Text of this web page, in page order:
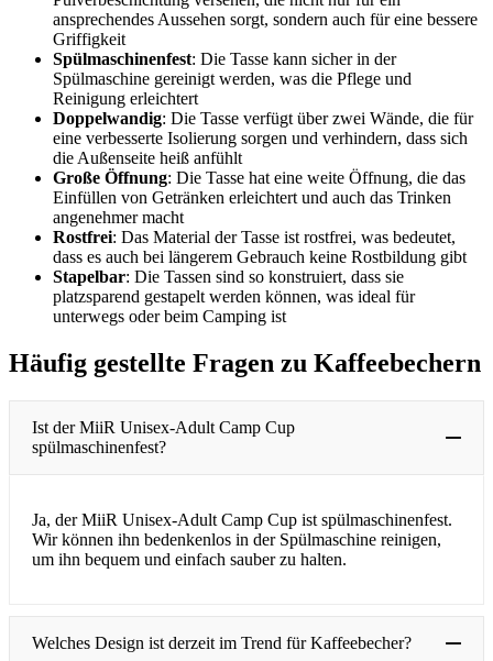
ansprechendes Aussehen sorgt, sondern auch für eine bessere
Griffigkeit
Spülmaschinenfest: Die Tasse kann sicher in der
Spülmaschine gereinigt werden, was die Pflege und
Reinigung erleichtert
Doppelwandig: Die Tasse verfügt über zwei Wände, die für
eine verbesserte Isolierung sorgen und verhindern, dass sich
die Außenseite heiß anfühlt
Große Öffnung: Die Tasse hat eine weite Öffnung, die das
Einfüllen von Getränken erleichtert und auch das Trinken
angenehmer macht
Rostfrei: Das Material der Tasse ist rostfrei, was bedeutet,
dass es auch bei längerem Gebrauch keine Rostbildung gibt
Stapelbar: Die Tassen sind so konstruiert, dass sie
platzsparend gestapelt werden können, was ideal für
unterwegs oder beim Camping ist
Häufig gestellte Fragen zu Kaffeebechern
Ist der MiiR Unisex-Adult Camp Cup
spülmaschinenfest?
Ja, der MiiR Unisex-Adult Camp Cup ist spülmaschinenfest.
Wir können ihn bedenkenlos in der Spülmaschine reinigen,
um ihn bequem und einfach sauber zu halten.
Welches Design ist derzeit im Trend für Kaffeebecher?